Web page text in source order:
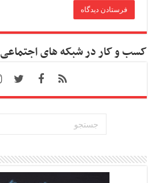
کسب و کار در شبکه های اجتماعی